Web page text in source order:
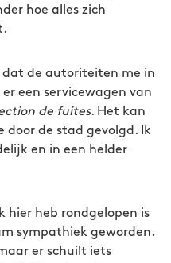
hoe alles zich
dat de autoriteiten me in
een servicewagen van
de fuites. Het kan
door de stad gevolgd. Ik
en in een helder
hier heb rondgelopen is
sympathiek geworden.
er schuilt iets